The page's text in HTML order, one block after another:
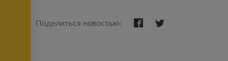
Поделиться новостью: